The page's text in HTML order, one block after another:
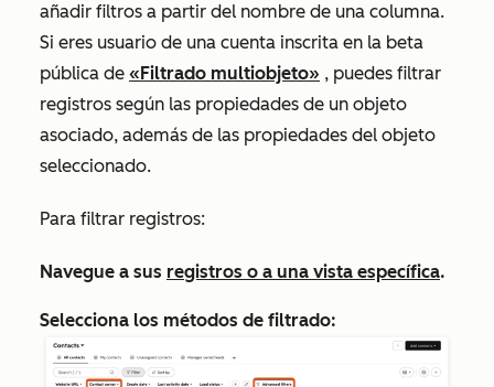
añadir filtros a partir del nombre de una columna.
Si eres usuario de una cuenta inscrita en la beta
pública de «Filtrado multiobjeto» , puedes filtrar
registros según las propiedades de un objeto
asociado, además de las propiedades del objeto
seleccionado.
Para filtrar registros:
Navegue a sus registros o a una vista específica.
Selecciona los métodos de filtrado: